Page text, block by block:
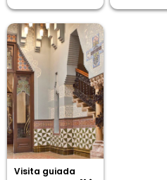
Visita guiada